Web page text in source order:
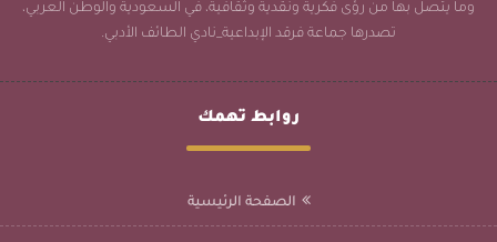
وما يتصل بها من رؤى فكرية ونقدية وثقافية، في السعودية والوطن العربي،
تصدرها جماعة فرقد الإبداعية_نادي الطائف الأدبي.
روابط تهمك
الصفحة الرئيسية